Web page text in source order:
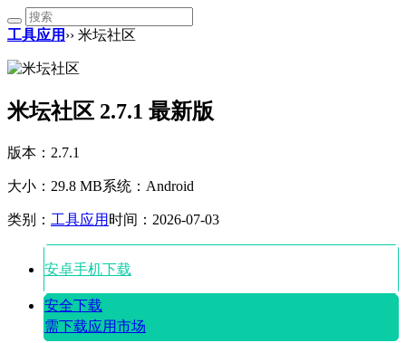
工具应用 ›› 米坛社区
米坛社区 2.7.1 最新版
版本：2.7.1
大小：29.8 MB系统：Android
类别： 工具应用 时间：2026-07-03
安卓手机下载
安全下载
需下载应用市场